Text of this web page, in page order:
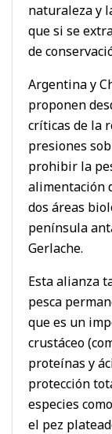
naturaleza y
que si se
de
Argentina y
proponen
críticas de la
presiones
prohibir la
alimentación
dos áreas
península
Gerlache.
Esta alianza
pesca
que es un
crustáceo
proteínas y
protección
especies
el pez